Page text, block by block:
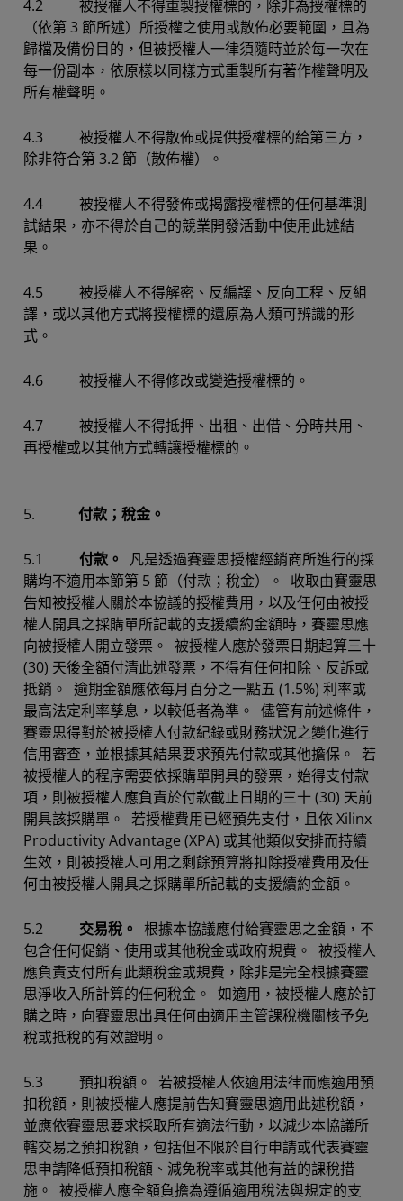
4.2 被授權人不得重製授權標的，除非為授權標的
（依第 3 節所述）所授權之使用或散佈必要範圍，且為
歸檔及備份目的，但被授權人一律須隨時並於每一次在
每一份副本，依原樣以同樣方式重製所有著作權聲明及
所有權聲明。
4.3 被授權人不得散佈或提供授權標的給第三方，
除非符合第 3.2 節（散佈權）。
4.4 被授權人不得發佈或揭露授權標的任何基準測
試結果，亦不得於自己的競業開發活動中使用此述結
果。
4.5 被授權人不得解密、反編譯、反向工程、反組
譯，或以其他方式將授權標的還原為人類可辨識的形
式。
4.6 被授權人不得修改或變造授權標的。
4.7 被授權人不得抵押、出租、出借、分時共用、
再授權或以其他方式轉讓授權標的。
5. 付款；稅金。
5.1 付款。
凡是透過賽靈思授權經銷商所進行的採
購均不適用本節第 5 節（付款；稅金）。 收取由賽靈思
告知被授權人關於本協議的授權費用，以及任何由被授
權人開具之採購單所記載的支援續約金額時，賽靈思應
向被授權人開立發票。 被授權人應於發票日期起算三十
(30) 天後全額付清此述發票，不得有任何扣除、反訴或
抵銷。 逾期金額應依每月百分之一點五 (1.5%) 利率或
最高法定利率孳息，以較低者為準。 儘管有前述條件，
賽靈思得對於被授權人付款紀錄或財務狀況之變化進行
信用審查，並根據其結果要求預先付款或其他擔保。 若
被授權人的程序需要依採購單開具的發票，始得支付款
項，則被授權人應負責於付款截止日期的三十 (30) 天前
開具該採購單。 若授權費用已經預先支付，且依 Xilinx
Productivity Advantage (XPA) 或其他類似安排而持續
生效，則被授權人可用之剩餘預算將扣除授權費用及任
何由被授權人開具之採購單所記載的支援續約金額。
5.2 交易稅。 根據本協議應付給賽靈思之金額，不
包含任何促銷、使用或其他稅金或政府規費。 被授權人
應負責支付所有此類稅金或規費，除非是完全根據賽靈
思淨收入所計算的任何稅金。 如適用，被授權人應於訂
購之時，向賽靈思出具任何由適用主管課稅機關核予免
稅或抵稅的有效證明。
5.3 預扣稅額。 若被授權人依適用法律而應適用預
扣稅額，則被授權人應提前告知賽靈思適用此述稅額，
並應依賽靈思要求採取所有適法行動，以減少本協議所
轄交易之預扣稅額，包括但不限於自行申請或代表賽靈
思申請降低預扣稅額、減免稅率或其他有益的課稅措
施。 被授權人應全額負擔為遵循適用稅法與規定的支